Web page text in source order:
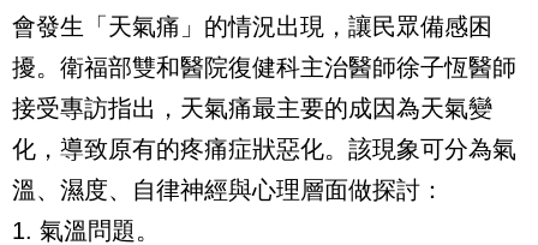
會發生「天氣痛」的情況出現，讓民眾備感困
擾。衛福部雙和醫院復健科主治醫師徐子恆醫師
接受專訪指出，天氣痛最主要的成因為天氣變
化，導致原有的疼痛症狀惡化。該現象可分為氣
溫、濕度、自律神經與心理層面做探討：
1. 氣溫問題。